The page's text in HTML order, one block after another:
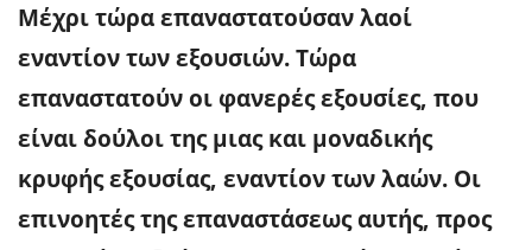
Μέχρι τώρα επαναστατούσαν λαοί
εναντίον των εξουσιών. Τώρα
επαναστατούν οι φανερές εξουσίες, που
είναι δούλοι της μιας και μοναδικής
κρυφής εξουσίας, εναντίον των λαών. Οι
επινοητές της επαναστάσεως αυτής, προς